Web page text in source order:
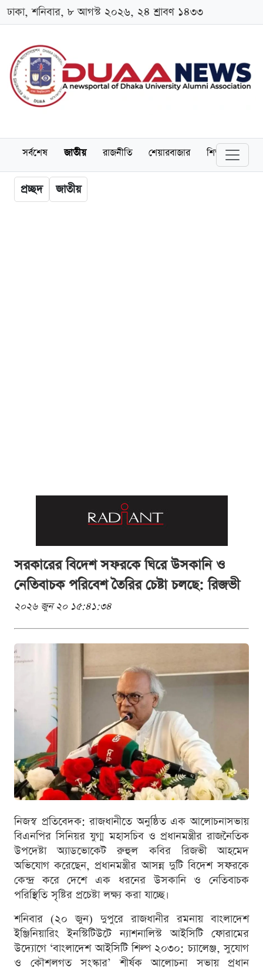
ঢাকা, শনিবার, ৮ আগস্ট ২০২৬, ২৪ শ্রাবণ ১৪৩৩
সর্বশেষ জাতীয় রাজনীতি শেয়ারবাজার শিক্ষা
প্রচ্ছদ জাতীয়
সরকারের বিদেশ সফরকে ঘিরে উসকানি ও
নেতিবাচক পরিবেশ তৈরির চেষ্টা চলছে: রিজভী
২০২৬ জুন ২০ ১৫:৪১:৩৪
নিজস্ব প্রতিবেদক: রাজধানীতে অনুষ্ঠিত এক আলোচনাসভায়
বিএনপির সিনিয়র যুগ্ম মহাসচিব ও প্রধানমন্ত্রীর রাজনৈতিক
উপদেষ্টা অ্যাডভোকেট রুহুল কবির রিজভী আহমেদ
অভিযোগ করেছেন, প্রধানমন্ত্রীর আসন্ন দুটি বিদেশ সফরকে
কেন্দ্র করে দেশে এক ধরনের উসকানি ও নেতিবাচক
পরিস্থিতি সৃষ্টির প্রচেষ্টা লক্ষ্য করা যাচ্ছে।
শনিবার (২০ জুন) দুপুরে রাজধানীর রমনায় বাংলাদেশ
ইঞ্জিনিয়ারিং ইনস্টিটিউটে ন্যাশনালিস্ট আইসিটি ফোরামের
উদ্যোগে ‘বাংলাদেশ আইসিটি শিল্প ২০৩০: চ্যালেঞ্জ, সুযোগ
ও কৌশলগত সংস্কার’ শীর্ষক আলোচনা সভায় প্রধান